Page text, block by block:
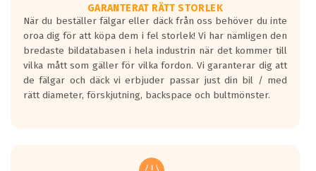
rullmotståndets ljud överträffa
motorljudet.
På däckmärkningen kommer det finnas
en symbol av ett däck med vågar. Hög
bullernivå markeras med svarta vågor
medans de vita vågorna påvisar om det är
ett tyst däck.
regelverket som introduceras år 2016.
GARANTERAT RÄTT STORLEK
När du beställer fälgar eller däck från oss behöver du inte
oroa dig för att köpa dem i fel storlek! Vi har nämligen den
bredaste bildatabasen i hela industrin när det kommer till
vilka mått som gäller för vilka fordon. Vi garanterar dig att
de fälgar och däck vi erbjuder passar just din bil / med
rätt diameter, förskjutning, backspace och bultmönster.